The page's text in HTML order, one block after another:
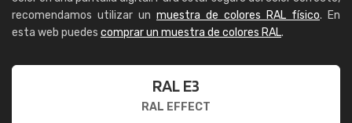
recomendamos utilizar un muestra de colores RAL físico. En
esta web puedes comprar un muestra de colores RAL.
RAL E3
RAL EFFECT